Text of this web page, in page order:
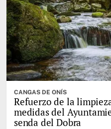
CANGAS DE ONÍS
Refuerzo de la
medidas del
senda del Dobra